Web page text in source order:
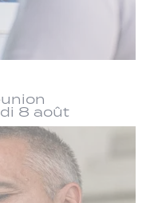
8 août